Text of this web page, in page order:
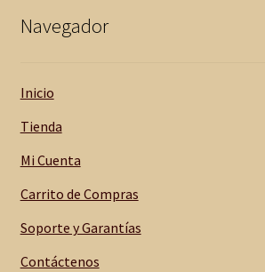
Navegador
Inicio
Tienda
Mi Cuenta
Carrito de Compras
Soporte y Garantías
Contáctenos